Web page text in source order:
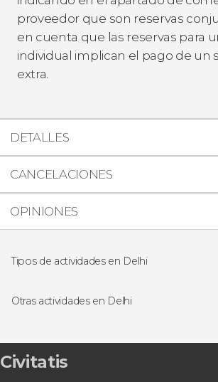
proveedor que son reservas
en cuenta que las reservas para
individual implican el pago de un
extra.
DETALLES
CANCELACIONES
OPINIONES
Tipos de actividades en Delhi
Excursiones de un día
Otras actividades en Delhi
Free tour por Delhi
Tour gastronómico por Delhi
Civitatis